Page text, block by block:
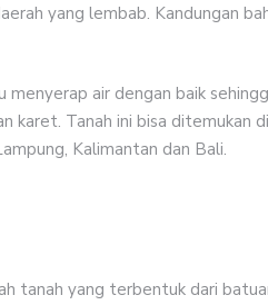
yang lembab. Kandungan
menyerap air dengan baik
karet. Tanah ini bisa ditemukan
Kalimantan dan Bali.
tanah yang terbentuk dari